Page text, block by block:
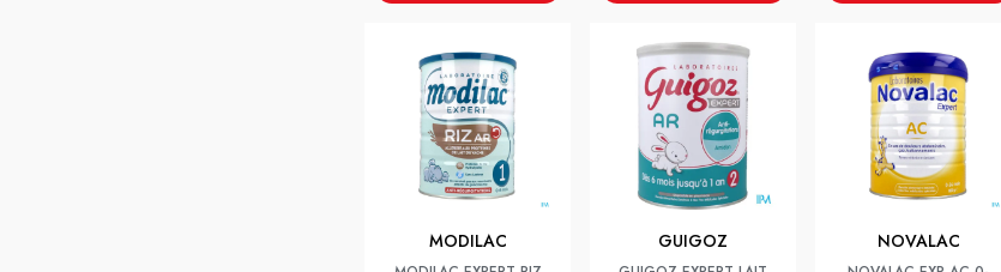
MODILAC GUIGOZ NOVALAC